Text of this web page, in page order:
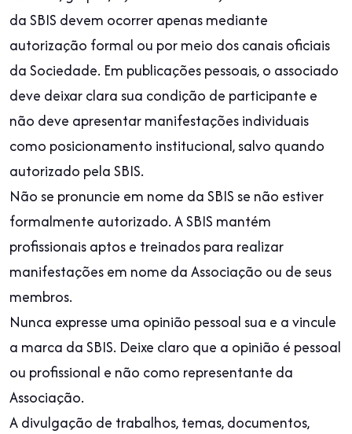
da SBIS devem ocorrer apenas mediante
autorização formal ou por meio dos canais oficiais
da Sociedade. Em publicações pessoais, o associado
deve deixar clara sua condição de participante e
não deve apresentar manifestações individuais
como posicionamento institucional, salvo quando
autorizado pela SBIS.
Não se pronuncie em nome da SBIS se não estiver
formalmente autorizado. A SBIS mantém
profissionais aptos e treinados para realizar
manifestações em nome da Associação ou de seus
membros.
Nunca expresse uma opinião pessoal sua e a vincule
a marca da SBIS. Deixe claro que a opinião é pessoal
ou profissional e não como representante da
Associação.
A divulgação de trabalhos, temas, documentos,